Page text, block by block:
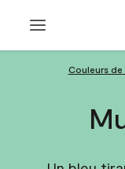
Couleurs de